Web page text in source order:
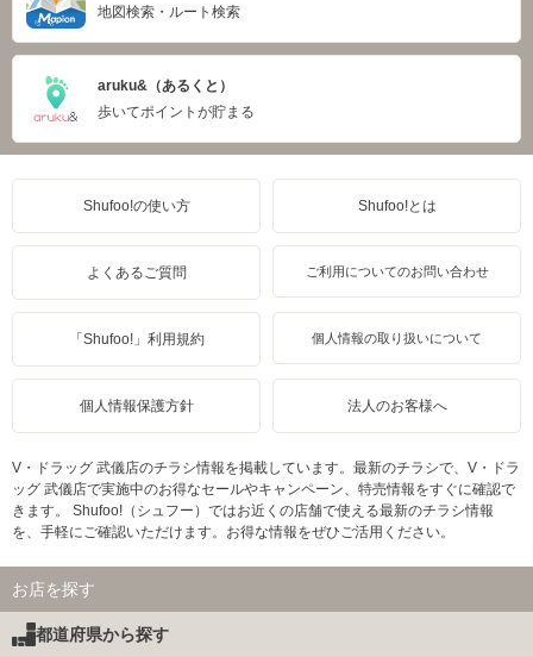
地図検索・ルート検索
aruku&（あるくと）
歩いてポイントが貯まる
Shufoo!の使い方 Shufoo!とは
よくあるご質問 ご利用についてのお問い合わせ
「Shufoo!」利用規約 個人情報の取り扱いについて
個人情報保護方針 法人のお客様へ
V・ドラッグ 武儀店のチラシ情報を掲載しています。最新のチラシで、V・ドラ
ッグ 武儀店で実施中のお得なセールやキャンペーン、特売情報をすぐに確認で
きます。 Shufoo!（シュフー）ではお近くの店舗で使える最新のチラシ情報
を、手軽にご確認いただけます。お得な情報をぜひご活用ください。
お店を探す
都道府県から探す